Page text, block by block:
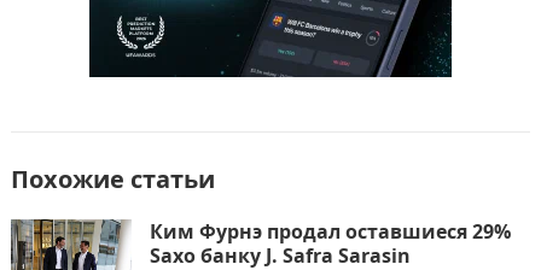
Похожие статьи
Ким Фурнэ продал оставшиеся 29%
Saxo банку J. Safra Sarasin